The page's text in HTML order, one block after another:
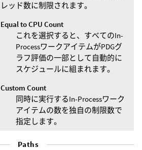
レッド数に制限されます。
Equal to CPU Count
これを選択すると、すべてのIn-
ProcessワークアイテムがPDGグ
ラフ評価の一部として自動的に
スケジュールに組まれます。
Custom Count
同時に実行するIn-Processワーク
アイテムの数を独自の制限数で
指定します。
Paths